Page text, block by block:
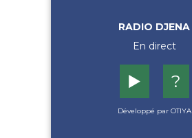
RADIO DJENA
En direct
▶️ ?
Développé par OTIYA